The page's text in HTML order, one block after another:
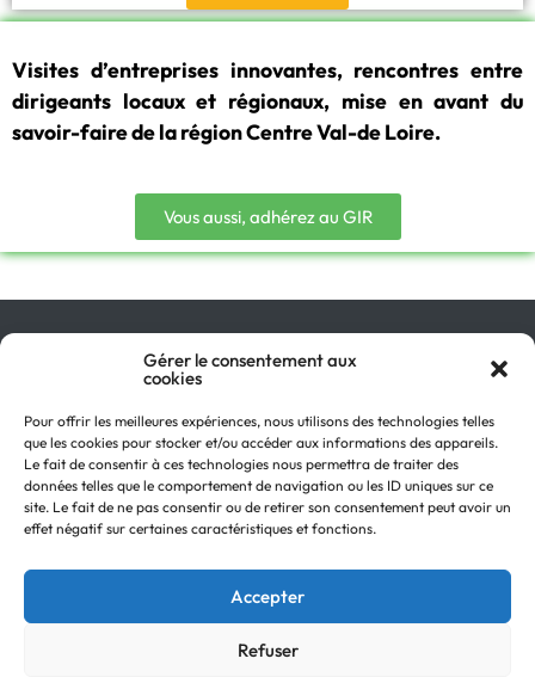
Gérer le consentement aux
cookies
Pour offrir les meilleures expériences, nous utilisons des technologies telles
que les cookies pour stocker et/ou accéder aux informations des appareils.
Le fait de consentir à ces technologies nous permettra de traiter des
données telles que le comportement de navigation ou les ID uniques sur ce
site. Le fait de ne pas consentir ou de retirer son consentement peut avoir un
effet négatif sur certaines caractéristiques et fonctions.
Accepter
Refuser
Visites d’entreprises innovantes, rencontres entre
dirigeants locaux et régionaux, mise en avant du
savoir-faire de la région Centre Val-de Loire.
Vous aussi, adhérez au GIR
Qu’est-ce que le GIR ?
Pourquoi adhérer ?
On parle de nous !
Actualités
Contactez-nous
Recevez notre Newsletter
Recrutements
Politique de confidentialité
Retour en
haut